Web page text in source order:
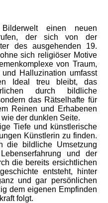
einen neuen
der sich von der
des ausgehenden 19.
sich religiöser Motive
von Traum,
Halluzination umfasst
Ideal treu bleibt, das
durch bildliche
das Rätselhafte für
Reinen und Erhabenen
der dunklen Seite.
Tiefe und künstlerische
Künstlerin zu finden.
die bildliche Umsetzung
und der
die bereits ersichtlichen
entsteht, hinter
und gar persönlichen
dem eigenen Empfinden
folgt.